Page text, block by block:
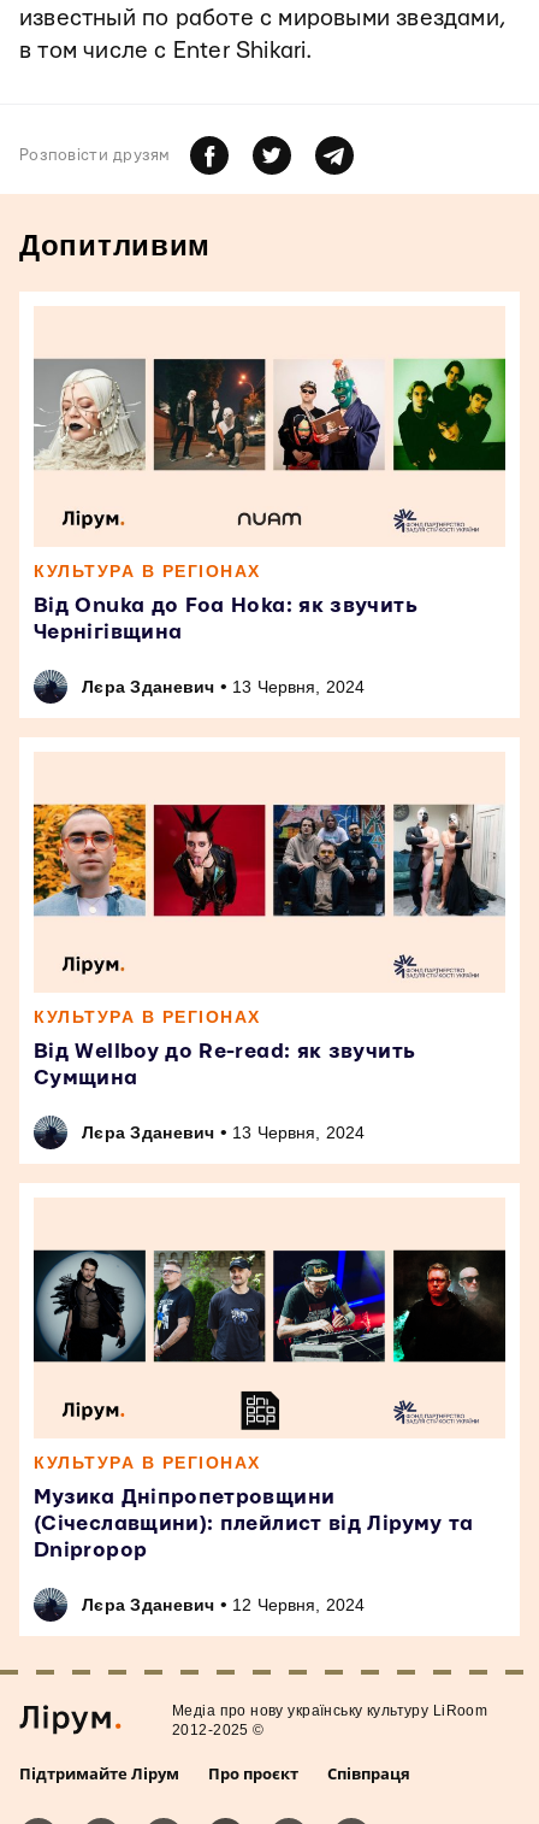
известный по работе с мировыми звездами,
в том числе с Enter Shikari.
Розповiсти друзям
Допитливим
КУЛЬТУРА В РЕГІОНАХ
Від Onuka до Foa Hoka: як звучить
Чернігівщина
Лєра Зданевич • 13 Червня, 2024
КУЛЬТУРА В РЕГІОНАХ
Від Wellboy до Re-read: як звучить
Сумщина
Лєра Зданевич • 13 Червня, 2024
КУЛЬТУРА В РЕГІОНАХ
Музика Дніпропетровщини
(Січеславщини): плейлист від Ліруму та
Dnipropop
Лєра Зданевич • 12 Червня, 2024
Підтримайте Лірум Про проєкт Співпраця
Медiа про нову українську культуру LiRoom
2012-2025 ©